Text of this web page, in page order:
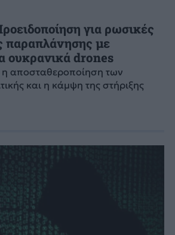
για ρωσικές
παραπλάνησης με
ουκρανικά drones
η αποσταθεροποίηση των
και η κάμψη της στήριξης